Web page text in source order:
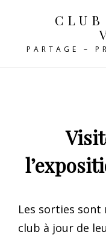
PARTAGE –
Les sorties sont
club à jour de